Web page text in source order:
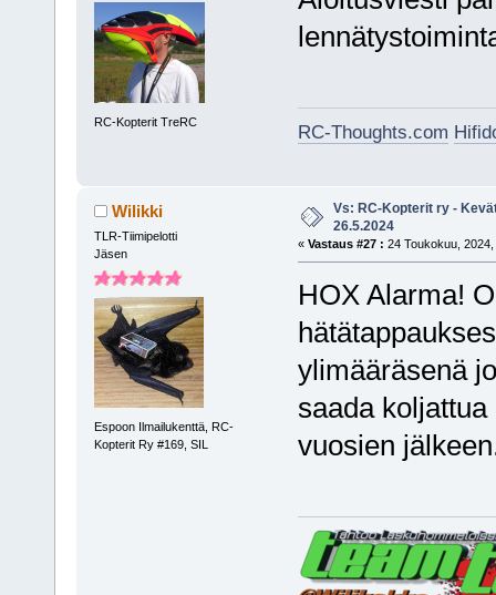
RC-Kopterit TreRC
RC-Thoughts.com
Wilikki
TLR-Tiimipelotti
Jäsen
Espoon Ilmailukenttä, RC-
Kopterit Ry #169, SIL
Vs: RC-Kopterit ry -
26.5.2024
« Vastaus #27 : 24 Toukokuu,
HOX Alarma!
ylimääräsenä
saada
vuosien